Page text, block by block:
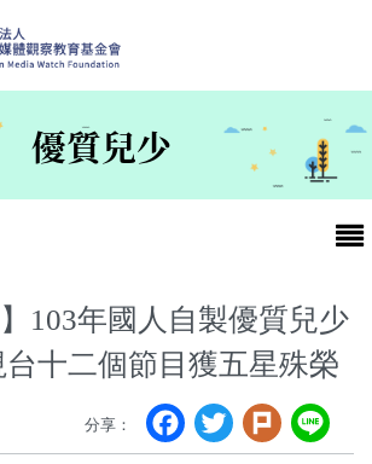
優質兒少
灣兒童及少年優質節目活動官網
】103年國人自製優質兒少
十二個節目獲五星殊榮
分享： Facebook
Twitter
Plurk